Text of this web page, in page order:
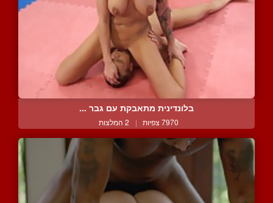
בלונדינית מתאבקת עם גבר ...
7970 צפיות | 2 המלצות